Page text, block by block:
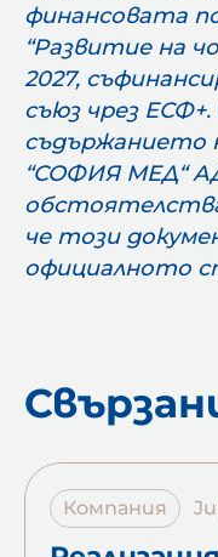
финансовата
“Развитие на
2027,
съюз чрез
съдържанието
“СОФИЯ МЕД“
че този
официалното
Компания